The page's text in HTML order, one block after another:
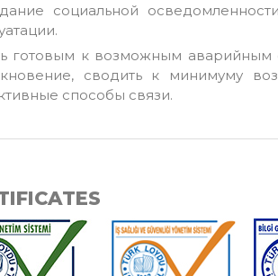
социальной
готовым к возможным аварийным
сводить к минимуму
способы связи.